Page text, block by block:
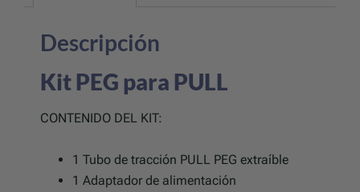
Descripción
Kit PEG para PULL
CONTENIDO DEL KIT:
1 Tubo de tracción PULL PEG extraíble
1 Adaptador de alimentación